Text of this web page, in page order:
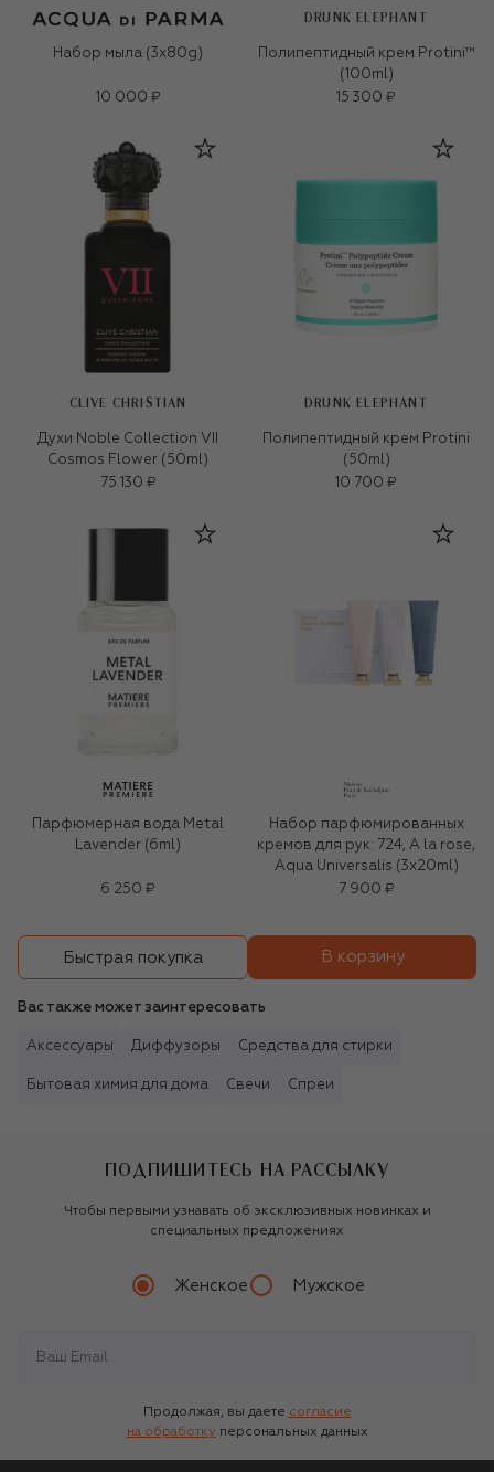
Набор мыла (3x80g)
10 000 ₽
DRUNK ELEPHANT
Полипептидный крем Protini™
(100ml)
15 300 ₽
CLIVE CHRISTIAN
Духи Noble Collection VII
Cosmos Flower (50ml)
75 130 ₽
DRUNK ELEPHANT
Полипептидный крем Protini
(50ml)
10 700 ₽
Парфюмерная вода Metal
Lavender (6ml)
6 250 ₽
Набор парфюмированных
кремов для рук: 724, A la rose,
Aqua Universalis (3х20ml)
7 900 ₽
Быстрая покупка В корзину
Вас также может заинтересовать
Аксессуары Диффузоры Средства для стирки
Бытовая химия для дома Свечи Спреи
ПОДПИШИТЕСЬ НА РАССЫЛКУ
Чтобы первыми узнавать об эксклюзивных новинках и
специальных предложениях
Женское Мужское
Продолжая, вы даете согласие
на обработку персональных данных